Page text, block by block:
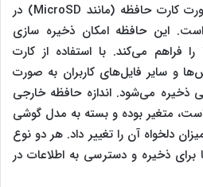
حافظه خارجی، معمولاً به صورت کارت حافظه (مانند MicroSD) در
این حافظه امکان ذخیره سازی
فراهم می‌کند. با استفاده از کارت
و سایر فایل‌های کاربران به صورت
ذخیره می‌شود. اندازه حافظه خارجی
متغیر بوده و بسته به مدل گوشی
دلخواه آن را تغییر داد. هر دو نوع
ذخیره و دسترسی به اطلاعات در